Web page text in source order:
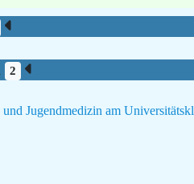
2
Jugendmedizin am